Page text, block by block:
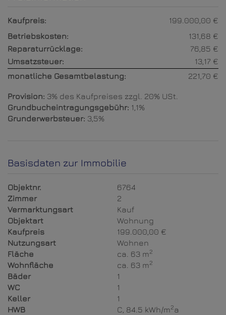
Kaufpreis:
199.000,00 €
Betriebskosten:
131,68 €
Reparaturrücklage:
76,85 €
Umsatzsteuer:
13,17 €
monatliche Gesamtbelastung:
221,70 €
Provision: 3% des Kaufpreises zzgl. 20% USt.
Grundbucheintragungsgebühr: 1,1%
Grunderwerbsteuer: 3,5%
Basisdaten zur Immobilie
Objektnr.
6764
Zimmer
2
Vermarktungsart
Kauf
Objektart
Wohnung
Kaufpreis
199.000,00 €
Nutzungsart
Wohnen
Fläche
ca. 63 m2
Wohnfläche ca. 63 m2
Bäder
1
WC
1
Keller
1
HWB
C, 84.5 kWh/m2a